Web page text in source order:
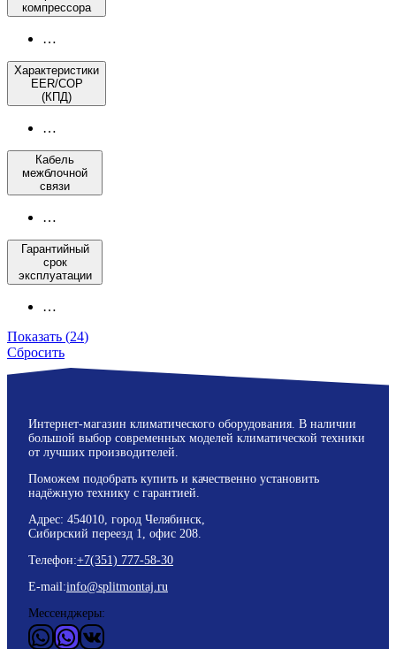
компрессора
…
Характеристики
EER/COP
(КПД)
…
Кабель
межблочной
связи
…
Гарантийный
срок
эксплуатации
…
Показать (24)
Сбросить
Интернет-магазин климатического оборудования. В наличии
большой выбор современных моделей климатической техники
от лучших производителей.
Поможем подобрать купить и качественно установить
надёжную технику с гарантией.
Адрес: 454010, город Челябинск,
Сибирский переезд 1, офис 208.
Телефон:+7(351) 777-58-30
E-mail:info@splitmontaj.ru
Мессенджеры:
WhatsApp
ViderВКонтакте